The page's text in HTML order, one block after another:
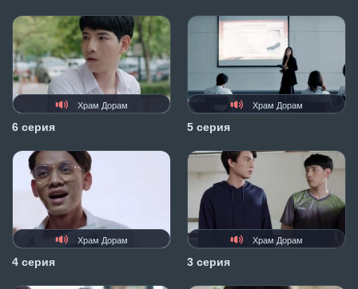
Храм Дорам
6 серия
Храм Дорам
5 серия
Храм Дорам
4 серия
Храм Дорам
3 серия